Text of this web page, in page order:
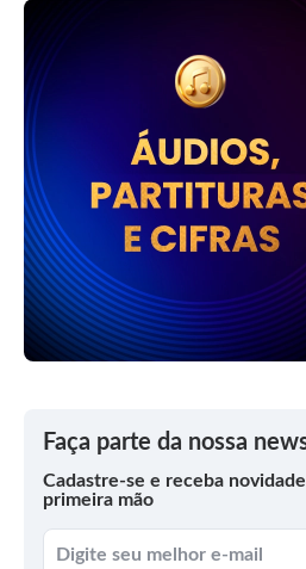
Faça parte da nossa
Cadastre-se e receba
primeira mão